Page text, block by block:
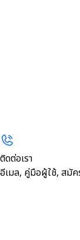
ติดต่อเรา
อีเมล, คู่มือผู้ใช้, สมัค